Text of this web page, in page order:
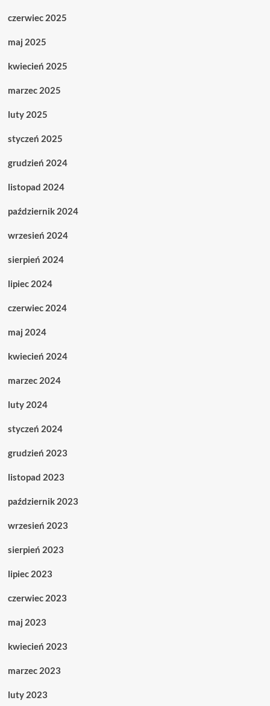
czerwiec 2025
maj 2025
kwiecień 2025
marzec 2025
luty 2025
styczeń 2025
grudzień 2024
listopad 2024
październik 2024
wrzesień 2024
sierpień 2024
lipiec 2024
czerwiec 2024
maj 2024
kwiecień 2024
marzec 2024
luty 2024
styczeń 2024
grudzień 2023
listopad 2023
październik 2023
wrzesień 2023
sierpień 2023
lipiec 2023
czerwiec 2023
maj 2023
kwiecień 2023
marzec 2023
luty 2023